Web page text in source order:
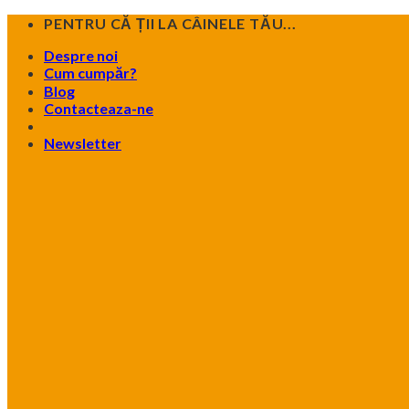
Skip
content
PENTRU CĂ ȚII LA CÂINELE TĂU...
Despre noi
Cum cumpăr?
Blog
Contacteaza-ne
Newsletter